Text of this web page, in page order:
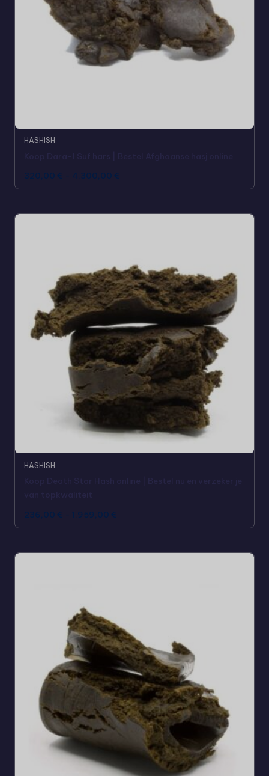
HASHISH
320,00 € - 4.300,00 €
HASHISH
236,00 € - 1.959,00 €